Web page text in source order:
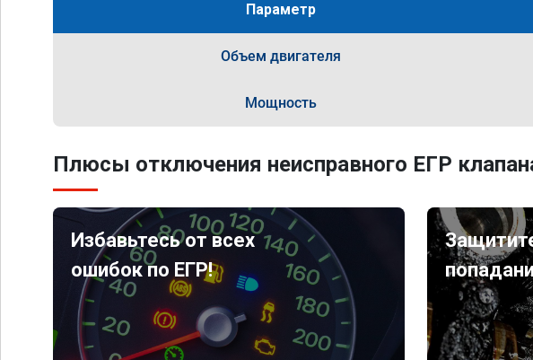
Параметр
Объем двигателя
Мощность
Плюсы отключения неисправного ЕГР
Избавьтесь от всех
ошибок по ЕГР!